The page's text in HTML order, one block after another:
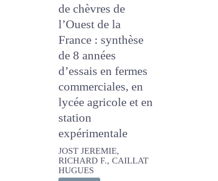
l’Ouest de la France
: synthèse de 8
années d’essais en
fermes
commerciales, en
lycée agricole et en
station
expérimentale
JOST JEREMIE, RICHARD F.,
CAILLAT HUGUES
technique